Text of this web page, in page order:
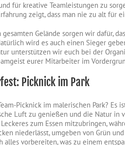
für kreative Teamleistungen zu
zeigt, dass man nie zu alt für
Gelände sorgen wir dafür,
wird es auch einen Sieger
unterstützen wir euch bei der
eurer Mitarbeiter im
Picknick im Park
Picknick im malerischen Park? Es
Luft zu genießen und die Natur in
zum Essen mitzubringen,
niederlässt, umgeben von Grün und
alles vorbereiten, was zu einem